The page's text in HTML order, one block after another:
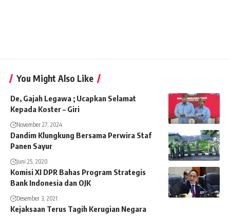
You Might Also Like
De, Gajah Legawa ; Ucapkan Selamat
Kepada Koster – Giri
November 27, 2024
Dandim Klungkung Bersama Perwira Staf
Panen Sayur
Juni 25, 2020
Komisi XI DPR Bahas Program Strategis
Bank Indonesia dan OJK
Desember 3, 2021
Kejaksaan Terus Tagih Kerugian Negara